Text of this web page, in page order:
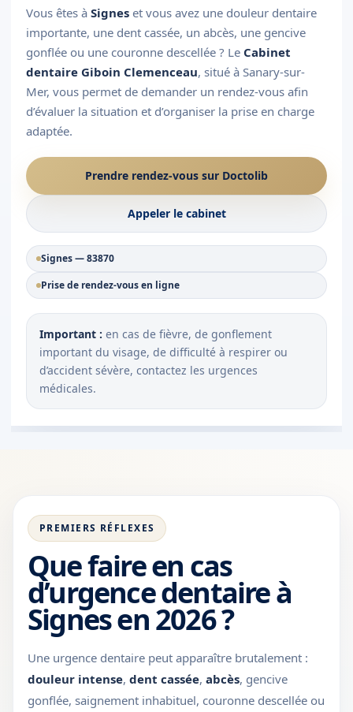
Vous êtes à Signes et vous avez une douleur dentaire
importante, une dent cassée, un abcès, une gencive
gonflée ou une couronne descellée ? Le Cabinet
dentaire Giboin Clemenceau, situé à Sanary-sur-
Mer, vous permet de demander un rendez-vous afin
d’évaluer la situation et d’organiser la prise en charge
adaptée.
Prendre rendez-vous sur Doctolib
Appeler le cabinet
Signes — 83870
Prise de rendez-vous en ligne
Important : en cas de fièvre, de gonflement
important du visage, de difficulté à respirer ou
d’accident sévère, contactez les urgences
médicales.
PREMIERS RÉFLEXES
Que faire en cas
d’urgence dentaire à
Signes en 2026 ?
Une urgence dentaire peut apparaître brutalement :
douleur intense, dent cassée, abcès, gencive
gonflée, saignement inhabituel, couronne descellée ou